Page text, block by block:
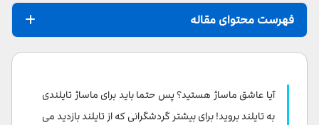
فهرست محتوای مقاله
ماساژ تایلندی
ماساژ شرقی آروندا
آیا عاشق ماساژ هستید؟ پس حتما باید برای ماساژ تایلندی
به تایلند بروید! برای بیشتر گردشگرانی که از تایلند بازدید می